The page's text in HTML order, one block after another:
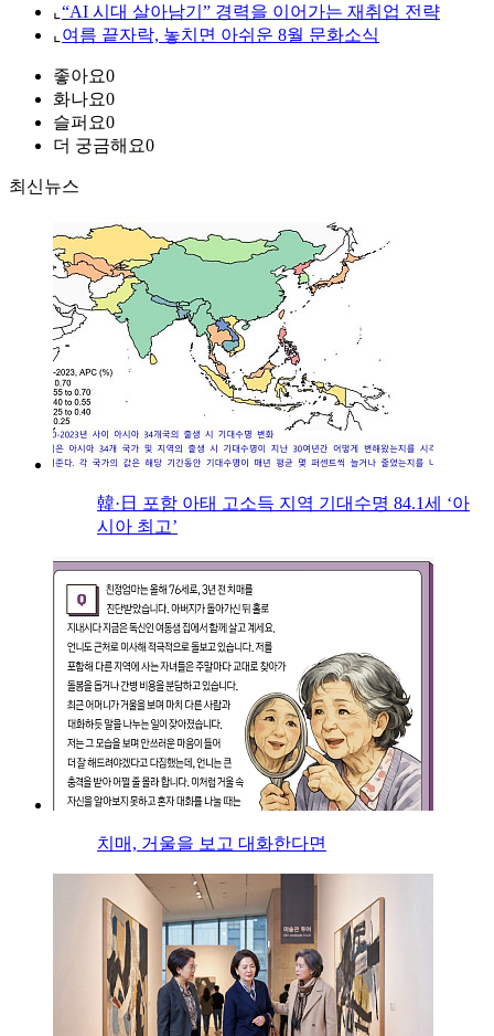
⌞ “AI 시대 살아남기” 경력을 이어가는 재취업 전략
⌞ 여름 끝자락, 놓치면 아쉬운 8월 문화소식
좋아요0
화나요0
슬퍼요0
더 궁금해요0
최신뉴스
韓·日 포함 아태 고소득 지역 기대수명 84.1세 ‘아
시아 최고’
치매, 거울을 보고 대화한다면